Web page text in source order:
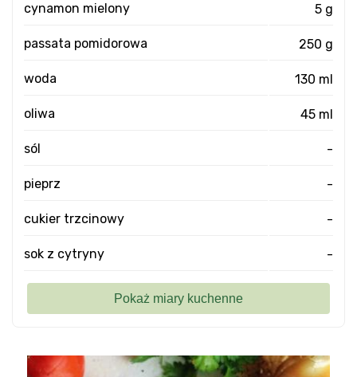
cynamon mielony 5 g
passata pomidorowa 250 g
woda 130 ml
oliwa 45 ml
sól -
pieprz -
cukier trzcinowy -
sok z cytryny -